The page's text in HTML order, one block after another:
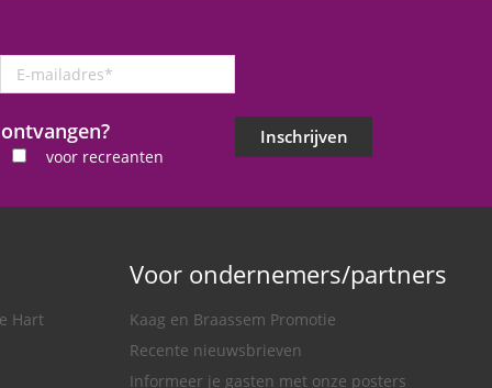
mailadres
voor recreanten
Inschrijven
Hart
Voor ondernemers/partners
Kaag en Braassem Promotie
Recente nieuwsbrieven
Informeer je gasten met onze posters